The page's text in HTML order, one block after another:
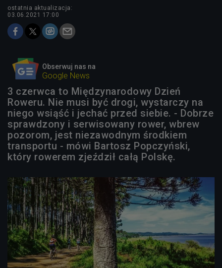
ostatnia aktualizacja:
03.06.2021 17:00
Obserwuj nas na
Google News
3 czerwca to Międzynarodowy Dzień
Roweru. Nie musi być drogi, wystarczy na
niego wsiąść i jechać przed siebie. - Dobrze
sprawdzony i serwisowany rower, wbrew
pozorom, jest niezawodnym środkiem
transportu - mówi Bartosz Popczyński,
który rowerem zjeździł całą Polskę.